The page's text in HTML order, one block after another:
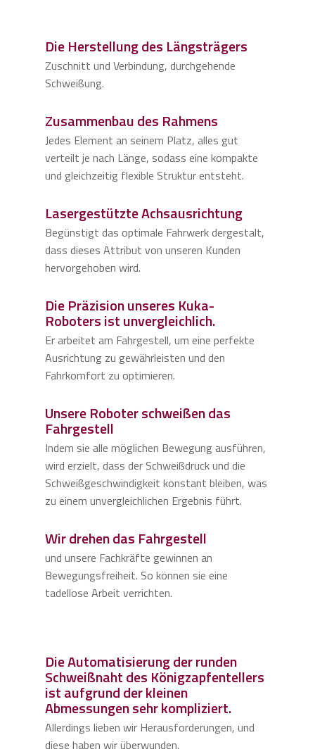
Die Herstellung des Längsträgers
Zuschnitt und Verbindung, durchgehende
Schweißung.
Zusammenbau des Rahmens
Jedes Element an seinem Platz, alles gut
verteilt je nach Länge, sodass eine kompakte
und gleichzeitig flexible Struktur entsteht.
Lasergestützte Achsausrichtung
Begünstigt das optimale Fahrwerk dergestalt,
dass dieses Attribut von unseren Kunden
hervorgehoben wird.
Die Präzision unseres Kuka-
Roboters ist unvergleichlich.
Er arbeitet am Fahrgestell, um eine perfekte
Ausrichtung zu gewährleisten und den
Fahrkomfort zu optimieren.
Unsere Roboter schweißen das
Fahrgestell
Indem sie alle möglichen Bewegung ausführen,
wird erzielt, dass der Schweißdruck und die
Schweißgeschwindigkeit konstant bleiben, was
zu einem unvergleichlichen Ergebnis führt.
Wir drehen das Fahrgestell
und unsere Fachkräfte gewinnen an
Bewegungsfreiheit. So können sie eine
tadellose Arbeit verrichten.
Die Automatisierung der runden
Schweißnaht des Königzapfentellers
ist aufgrund der kleinen
Abmessungen sehr kompliziert.
Allerdings lieben wir Herausforderungen, und
diese haben wir überwunden.